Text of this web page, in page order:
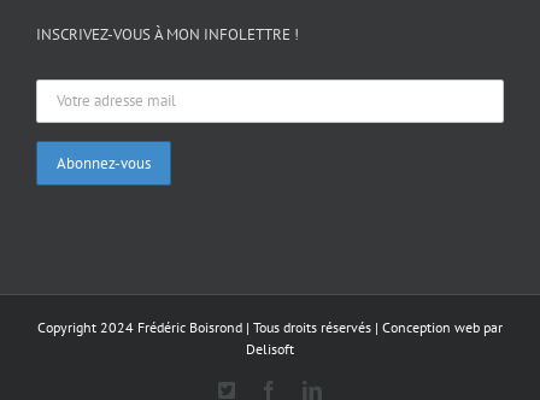
INSCRIVEZ-VOUS À MON INFOLETTRE !
Copyright 2024 Frédéric Boisrond | Tous droits réservés | Conception web par
Delisoft
FacebookLinkedIn